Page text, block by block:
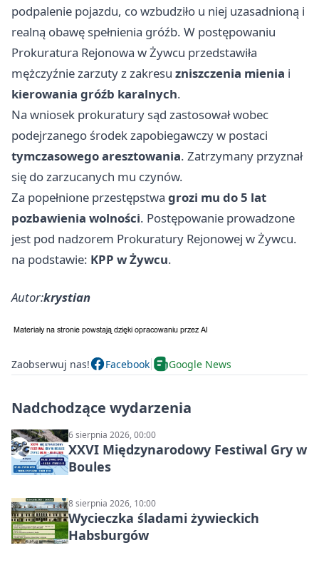
podpalenie pojazdu, co wzbudziło u niej uzasadnioną i
realną obawę spełnienia gróźb. W postępowaniu
Prokuratura Rejonowa w Żywcu przedstawiła
mężczyźnie zarzuty z zakresu zniszczenia mienia i
kierowania gróźb karalnych.
Na wniosek prokuratury sąd zastosował wobec
podejrzanego środek zapobiegawczy w postaci
tymczasowego aresztowania. Zatrzymany przyznał
się do zarzucanych mu czynów.
Za popełnione przestępstwa grozi mu do 5 lat
pozbawienia wolności. Postępowanie prowadzone
jest pod nadzorem Prokuratury Rejonowej w Żywcu.
na podstawie: KPP w Żywcu.
Autor:krystian
Zaobserwuj nas! Facebook Google News
Nadchodzące wydarzenia
6 sierpnia 2026, 00:00
XXVI Międzynarodowy Festiwal Gry w
Boules
8 sierpnia 2026, 10:00
Wycieczka śladami żywieckich
Habsburgów